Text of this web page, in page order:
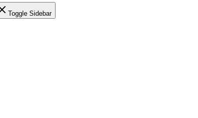
Toggle Sidebar